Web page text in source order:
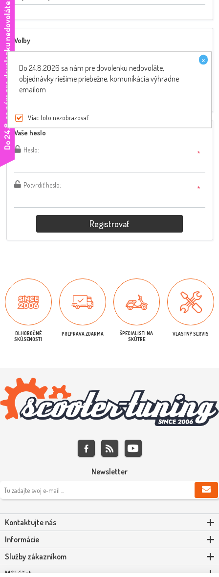
Voľby
Značka a typ skútra:
Vaše heslo
Heslo: *
Potvrdiť heslo: *
Registrovať
DLHOROČNÉ
SKÚSENOSTI
PREPRAVA ZDARMA
ŠPECIALISTI NA
SKÚTRE
VLASTNÝ SERVIS
Newsletter
Kontaktujte nás
Informácie
Služby zákazníkom
Môj účet
D
o
2
4
.
8
.
s
a
n
á
m
p
r
e
d
o
v
o
l
e
n
k
u
n
e
d
o
v
o
l
á
t
e ×
Do 24.8.2026 sa nám pre dovolenku nedovoláte,
objednávky riešime priebežne, komunikácia výhradne
emailom
Viac toto nezobrazovať